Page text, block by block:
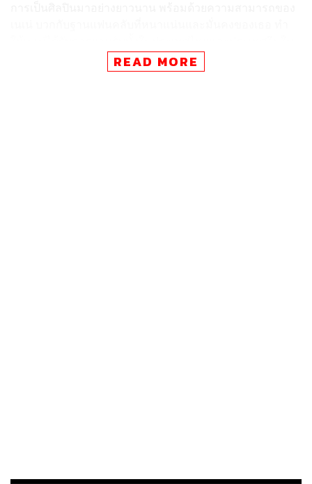
ฐานะนักร้องและไอดอลมากฝีมือ จนถึงวันนี้ เธอพร้อมแล้วที่
จะมีคอนเสิร์ตเดี่ยวเป็นของตัวเอง
READ MORE